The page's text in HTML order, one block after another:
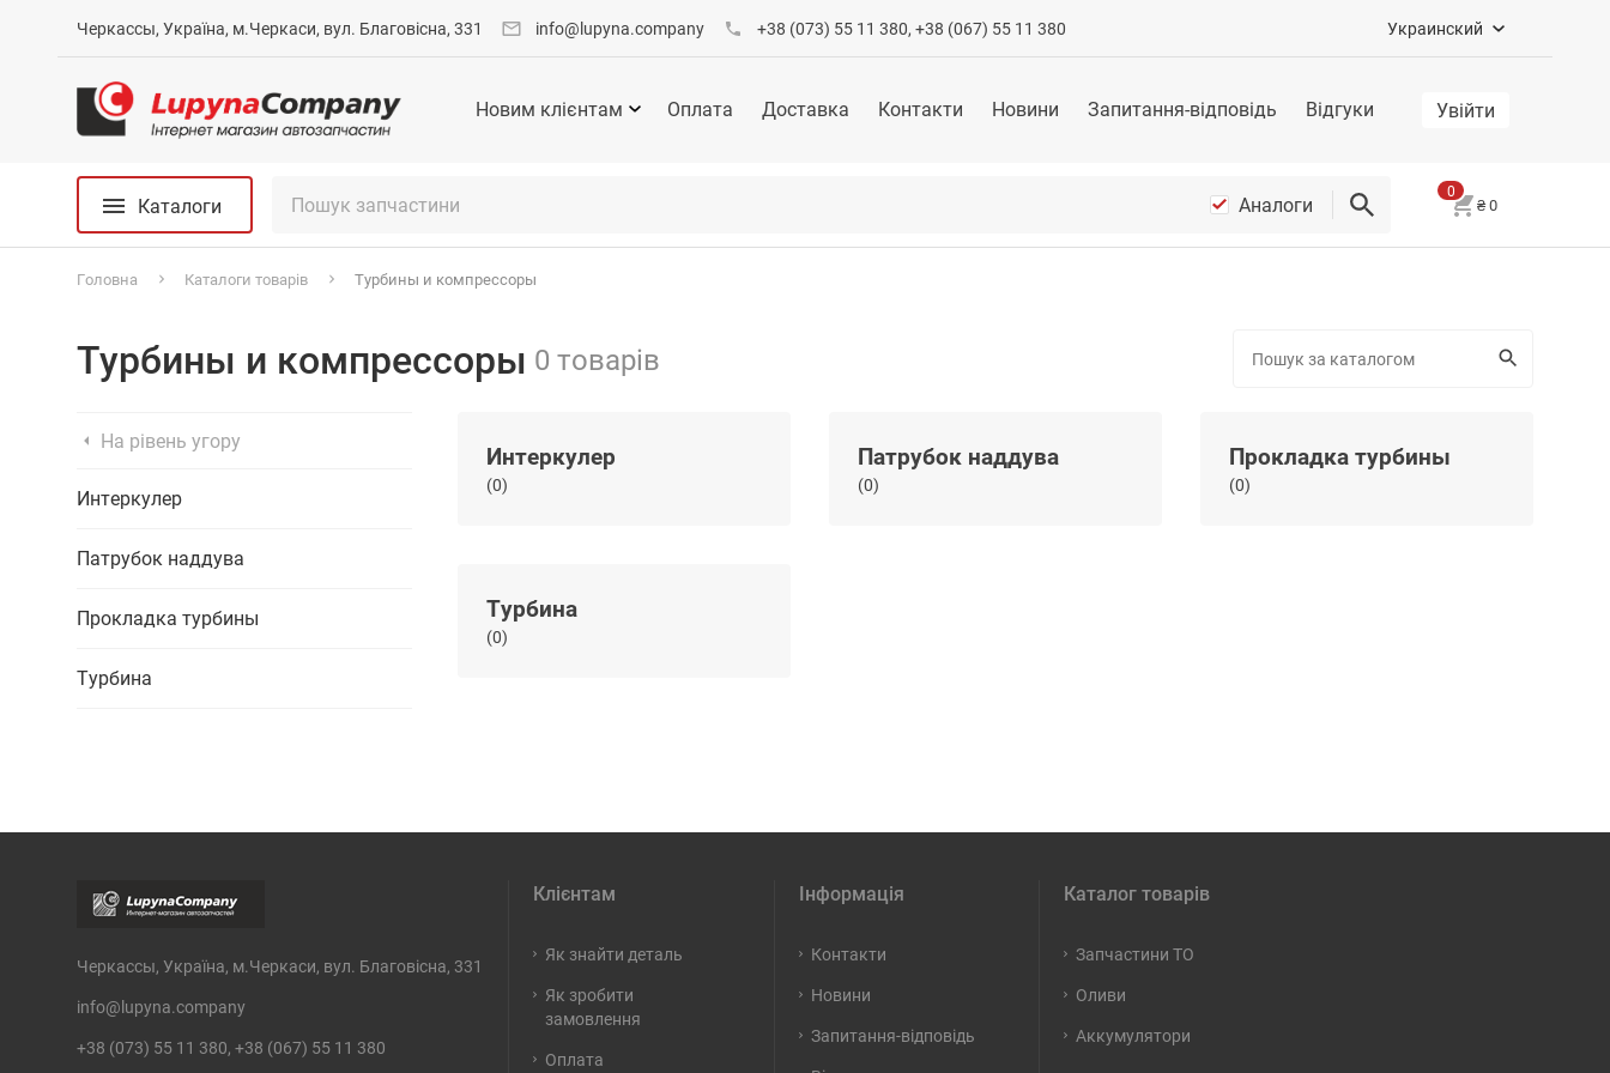
Черкассы, Україна, м.Черкаси, вул. Благовісна, 331 info@lupyna.company +38 (073) 55 11 380, +38 (067) 55 11 380 Украинский
Новим клієнтам Оплата Доставка Контакти Новини Запитання-відповідь Відгуки Увійти
Каталоги Аналоги ₴0
0
Головна Каталоги товарів Турбины и компрессоры
Турбины и компрессоры 0 товарів
На рівень угору
Интеркулер
Патрубок наддува
Прокладка турбины
Турбина
Интеркулер
(0)
Патрубок наддува
(0)
Прокладка турбины
(0)
Турбина
(0)
Черкассы, Україна, м.Черкаси, вул. Благовісна, 331
info@lupyna.company
+38 (073) 55 11 380, +38 (067) 55 11 380
Клієнтам
Як знайти деталь
Як зробити
замовлення
Оплата
Інформація
Контакти
Новини
Запитання-відповідь
Каталог товарів
Запчастини ТО
Оливи
Аккумулятори